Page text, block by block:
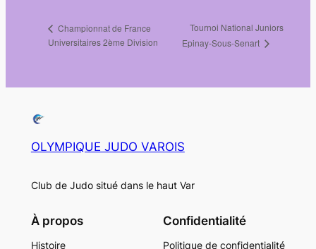
Championnat de France
Universitaires 2ème Division
Tournoi National Juniors
Epinay-Sous-Senart
OLYMPIQUE JUDO VAROIS
Club de Judo situé dans le haut Var
À propos
Histoire
Confidentialité
Politique de confidentialité